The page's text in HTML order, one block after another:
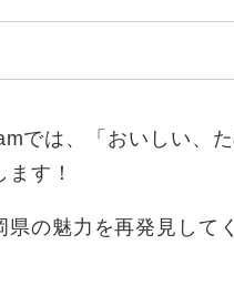
では、「おいしい、
す！
の魅力を再発見して